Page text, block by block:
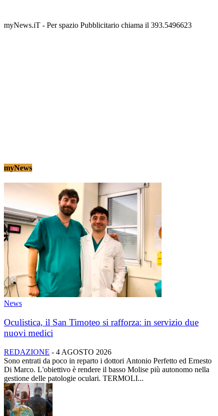
myNews.iT - Per spazio Pubblicitario chiama il 393.5496623
myNews
News
Oculistica, il San Timoteo si rafforza: in servizio due
nuovi medici
REDAZIONE - 4 AGOSTO 2026
Sono entrati da poco in reparto i dottori Antonio Perfetto ed Ernesto
Di Marco. L'obiettivo è rendere il basso Molise più autonomo nella
gestione delle patologie oculari. TERMOLI...